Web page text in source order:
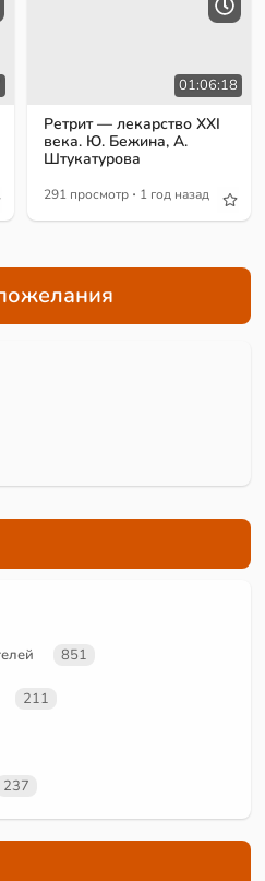
01:06:18
Ретрит — лекарство XXI
века. Ю. Бежина, А.
Штукатурова
291 просмотр · 1 год назад
851
211
237